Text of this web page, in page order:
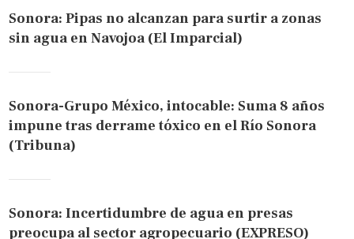
Sonora: Pipas no alcanzan para surtir a zonas
sin agua en Navojoa (El Imparcial)
Sonora-Grupo México, intocable: Suma 8 años
impune tras derrame tóxico en el Río Sonora
(Tribuna)
Sonora: Incertidumbre de agua en presas
preocupa al sector agropecuario (EXPRESO)